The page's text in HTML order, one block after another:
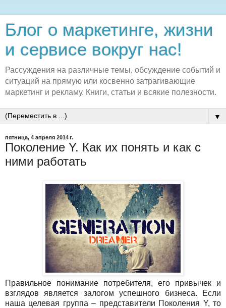
Блог о маркетинге, жизни
и сервисе вокруг нас!
Рассуждения на различные темы, обсуждение событий и
ситуаций на прямую или косвенно затрагивающие
маркетинг и рекламу. Книги, статьи и всякие полезности.
▼
пятница, 4 апреля 2014 г.
Поколение Y. Как их понять и как с
ними работать
Правильное понимание потребителя, его привычек и
взглядов является залогом успешного бизнеса. Если
наша целевая группа – представители Поколения Y, то